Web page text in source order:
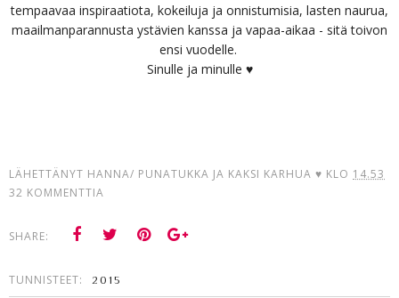
tempaavaa inspiraatiota, kokeiluja ja onnistumisia, lasten naurua,
maailmanparannusta ystävien kanssa ja vapaa-aikaa - sitä toivon
ensi vuodelle.
Sinulle ja minulle ♥
LÄHETTÄNYT HANNA/ PUNATUKKA JA KAKSI KARHUA ♥ KLO 14.53
32 KOMMENTTIA
SHARE:
TUNNISTEET: 2015